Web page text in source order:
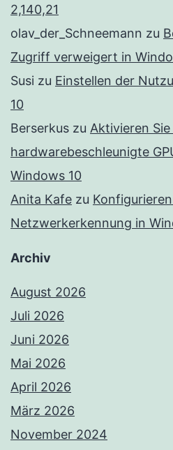
2,140,21
olav_der_Schneemann zu
Zugriff verweigert in
Susi zu Einstellen der
10
Berserkus zu Aktivieren Sie
hardwarebeschleunigte
Windows 10
Anita Kafe zu
Netzwerkerkennung in
Archiv
August 2026
Juli 2026
Juni 2026
Mai 2026
April 2026
März 2026
November 2024